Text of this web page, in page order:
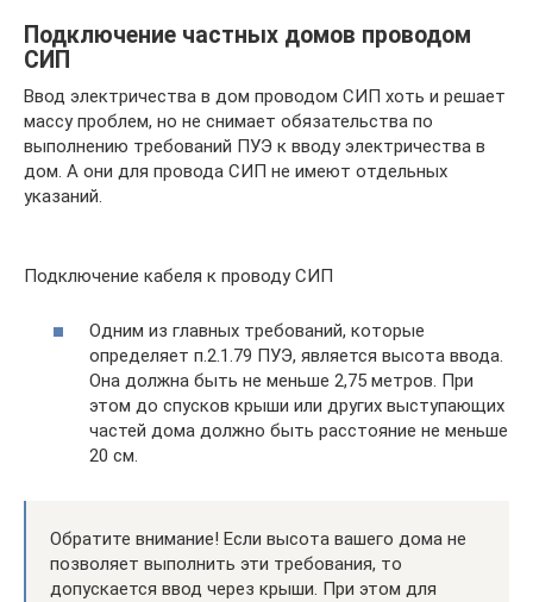
Подключение частных домов проводом
СИП
Ввод электричества в дом проводом СИП хоть и решает
массу проблем, но не снимает обязательства по
выполнению требований ПУЭ к вводу электричества в
дом. А они для провода СИП не имеют отдельных
указаний.
Подключение кабеля к проводу СИП
Одним из главных требований, которые
определяет п.2.1.79 ПУЭ, является высота ввода.
Она должна быть не меньше 2,75 метров. При
этом до спусков крыши или других выступающих
частей дома должно быть расстояние не меньше
20 см.
Обратите внимание! Если высота вашего дома не
позволяет выполнить эти требования, то
допускается ввод через крыши. При этом для